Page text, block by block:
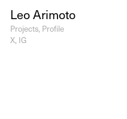
Leo Arimoto
Projects Profile
X IG